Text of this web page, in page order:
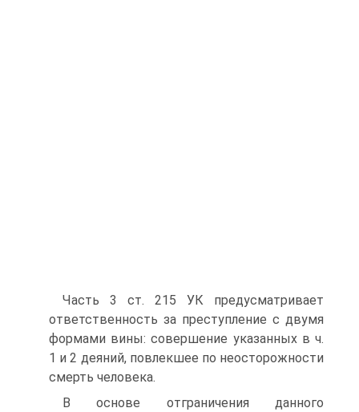
Часть 3 ст. 215 УК предусматривает
ответственность за преступление с двумя
формами вины: совершение указанных в ч.
1 и 2 деяний, повлекшее по неосторожности
смерть человека.
В основе отграничения данного